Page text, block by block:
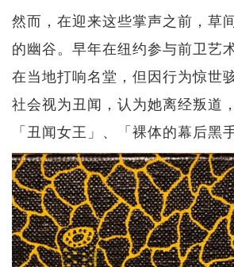
然而，在迎来这些掌声之前，草
的幽谷。早年在纽约参与前卫艺
在当地打响名堂，但因行为惊世
社会视为丑闻，认为她离经叛道
「丑闻女王」、「裸体的幕后黑